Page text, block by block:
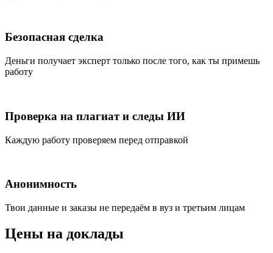
Безопасная сделка
Деньги получает эксперт только после того, как ты примешь
работу
Проверка на плагиат и следы ИИ
Каждую работу проверяем перед отправкой
Анонимность
Твои данные и заказы не передаём в вуз и третьим лицам
Цены на доклады